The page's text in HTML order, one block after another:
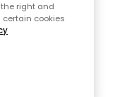
right and
certain cookies